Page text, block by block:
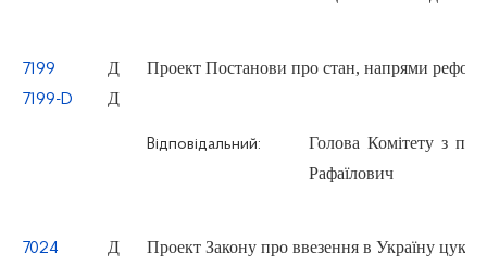
7199
7199-D
Д
Д
Проект Постанови про стан, напрями
Відповідальний:
Голова Комітету з
Рафаїлович
7024
Д
Проект Закону про ввезення в Україну